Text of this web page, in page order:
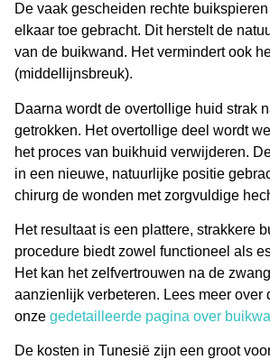
De vaak gescheiden rechte
elkaar toe gebracht. Dit herstelt de
van de buikwand. Het vermindert ook
(middellijnsbreuk).
Daarna wordt de overtollige huid strak
getrokken. Het overtollige deel wordt
het proces van buikhuid verwijderen.
in een nieuwe, natuurlijke positie
chirurg de wonden met zorgvuldige
Het resultaat is een plattere, strakkere
procedure biedt zowel functioneel als
Het kan het zelfvertrouwen na de
aanzienlijk verbeteren. Lees meer over
onze gedetailleerde pagina over
De kosten in Tunesië zijn een groot